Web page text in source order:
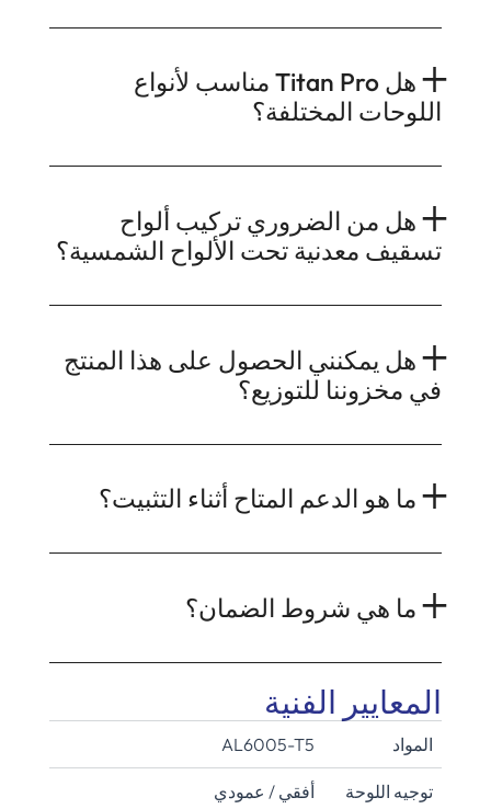
هل Titan Pro مناسب لأنواع
اللوحات المختلفة؟
هل من الضروري تركيب ألواح
تسقيف معدنية تحت الألواح الشمسية؟
هل يمكنني الحصول على هذا المنتج
في مخزوننا للتوزيع؟
ما هو الدعم المتاح أثناء التثبيت؟
ما هي شروط الضمان؟
المعايير الفنية
المواد AL6005-T5
توجيه اللوحة أفقي / عمودي